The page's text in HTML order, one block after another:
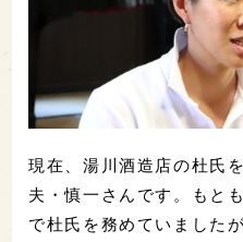
現在、湯川酒造店の杜氏
夫・慎一さんです。もと
で杜氏を務めていました